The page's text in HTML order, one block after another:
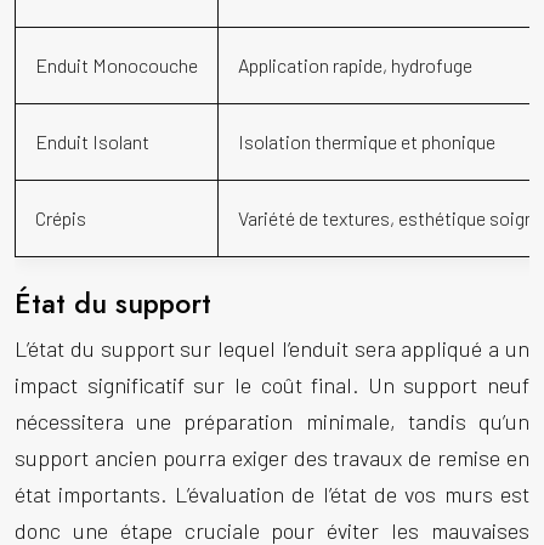
Enduit Monocouche Application rapide, hydrofuge
Enduit Isolant Isolation thermique et phonique
Crépis Variété de textures, esthétique
État du support
L’état du support sur lequel l’enduit sera appliqué a un
impact significatif sur le coût final. Un support neuf
nécessitera une préparation minimale, tandis qu’un
support ancien pourra exiger des travaux de remise en
état importants. L’évaluation de l’état de vos murs est
donc une étape cruciale pour éviter les mauvaises